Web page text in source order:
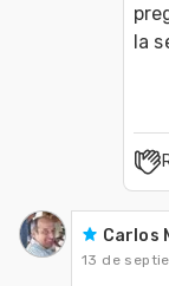
la
Carlos
13 de